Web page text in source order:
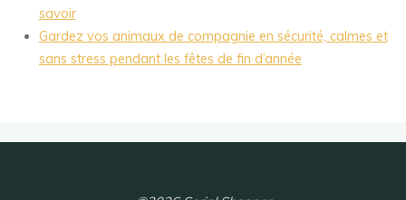
savoir
Gardez vos animaux de compagnie en sécurité, calmes et
sans stress pendant les fêtes de fin d’année